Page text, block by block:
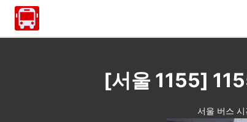
[서울 1155]
서울 버스 시